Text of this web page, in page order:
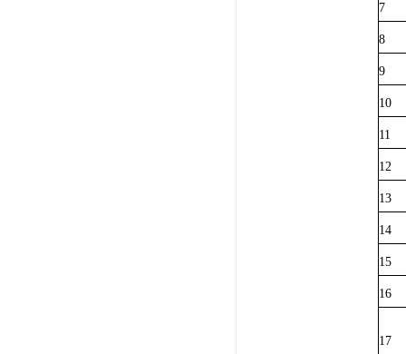
7
8
9
10
11
12
13
14
15
16
17